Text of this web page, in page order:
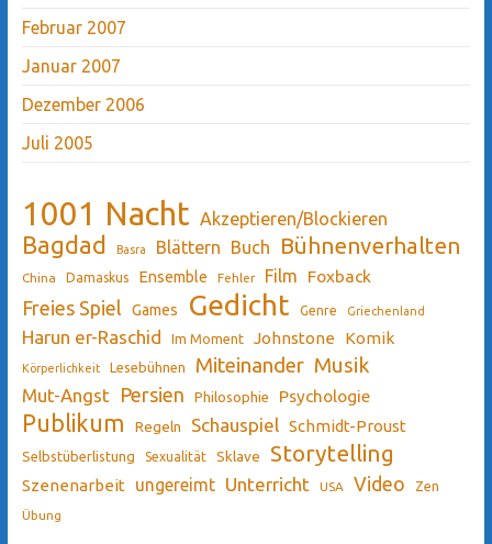
Februar 2007
Januar 2007
Dezember 2006
Juli 2005
1001 Nacht Akzeptieren/Blockieren
Bagdad Basra Blättern Buch Bühnenverhalten
China Damaskus Ensemble Fehler Film Foxback
Freies Spiel Games Gedicht Genre Griechenland
Harun er-Raschid Im Moment Johnstone Komik
Körperlichkeit Lesebühnen Miteinander Musik
Mut-Angst Persien Philosophie Psychologie
Publikum Regeln Schauspiel Schmidt-Proust
Selbstüberlistung Sexualität Sklave Storytelling
Szenenarbeit ungereimt Unterricht USA Video Zen
Übung